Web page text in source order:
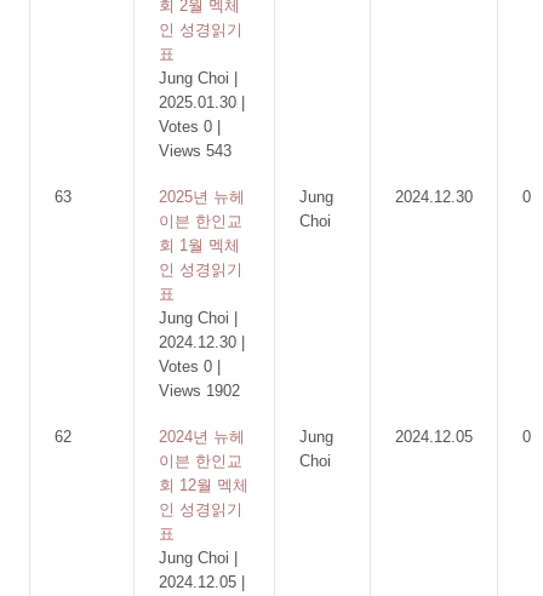
회 2월 멕체
인 성경읽기
표
Jung Choi
2025.01.30
Votes 0
Views 543
63
2025년 뉴헤
이븐 한인교
회 1월 멕체
인 성경읽기
표
Jung Choi
2024.12.30
Votes 0
Views 1902
Jung
Choi
2024.12.30 0
62
2024년 뉴헤
이븐 한인교
회 12월 멕체
인 성경읽기
표
Jung Choi
2024.12.05
Jung
Choi
2024.12.05 0